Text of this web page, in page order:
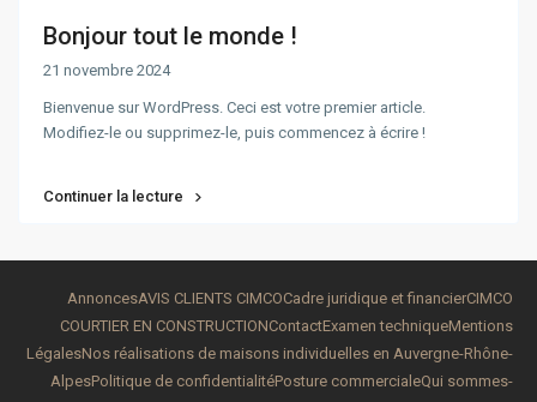
Bonjour tout le monde !
21 novembre 2024
Bienvenue sur WordPress. Ceci est votre premier article.
Modifiez-le ou supprimez-le, puis commencez à écrire !
Continuer la lecture
AnnoncesAVIS CLIENTS CIMCOCadre juridique et financierCIMCO
COURTIER EN CONSTRUCTIONContactExamen techniqueMentions
LégalesNos réalisations de maisons individuelles en Auvergne-Rhône-
AlpesPolitique de confidentialitéPosture commercialeQui sommes-